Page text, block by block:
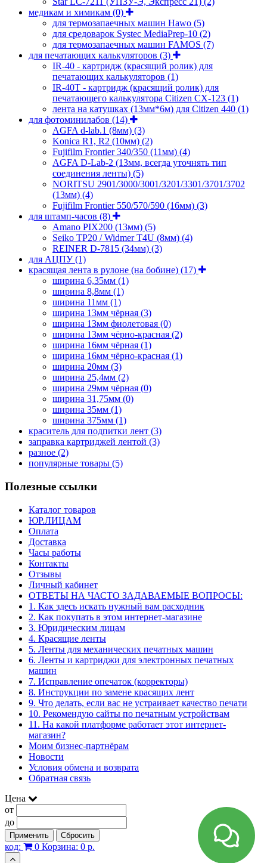
медикам и химикам (0)
для термозапаечных машин Hawo (5)
для средоварок Systec MediaPrep-10 (2)
для термозапаечных машин FAMOS (7)
для печатающих калькуляторов (3)
IR-40 - картридж (красящий ролик) для
печатающих калькуляторов (1)
IR-40T - картридж (красящий ролик) для
печатающего калькулятора Citizen CX-123 (1)
лента на катушках (13мм*6м) для Citizen 440 (1)
для фотоминилабов (14)
AGFA d-lab.1 (8мм) (3)
Konica R1, R2 (10мм) (2)
Fujifilm Frontier 340/350 (11мм) (4)
AGFA D-Lab-2 (13мм, всегда уточнять тип
соединения ленты) (5)
NORITSU 2901/3000/3001/3201/3301/3701/3702
(13мм) (4)
Fujifilm Frontier 550/570/590 (16мм) (3)
для штамп-часов (8)
Amano PIX200 (13мм) (5)
Seiko TP20 / Widmer T4U (8мм) (4)
REINER D-7815 (34мм) (3)
для АЦПУ(1)
красящая лента в рулоне (на бобине) (17)
ширина 6,35мм (1)
ширина 8,8мм (1)
ширина 11мм (1)
ширина 13мм чёрная (3)
ширина 13мм фиолетовая (0)
ширина 13мм чёрно-красная (2)
ширина 16мм чёрная (1)
ширина 16мм чёрно-красная (1)
ширина 20мм (3)
ширина 25,4мм (2)
ширина 29мм чёрная (0)
ширина 31,75мм (0)
ширина 35мм (1)
ширина 375мм (1)
краситель для подпитки лент (3)
заправка картриджей лентой (3)
разное (2)
популярные товары (5)
Полезные ссылки
Каталог товаров
ЮР.ЛИЦАМ
Оплата
Доставка
Часы работы
Контакты
Отзывы
Личный кабинет
ОТВЕТЫ НА ЧАСТО ЗАДАВАЕМЫЕ ВОПРОСЫ:
1. Как здесь искать нужный вам расходник
2. Как покупать в этом интернет-магазине
3. Юридическим лицам
4. Красящие ленты
5. Ленты для механических печатных машин
6. Ленты и картриджи для электронных печатных
машин
7. Исправление опечаток (корректоры)
8. Инструкции по замене красящих лент
9. Что делать, если вас не устраивает качество печати
10. Рекомендую сайты по печатным устройствам
11. На какой платформе работает этот интернет-
магазин?
Моим бизнес-партнёрам
Новости
Условия обмена и возврата
Обратная связь
Цена
от
до
Применить Сбросить
код: 0 Корзина: 0 р.